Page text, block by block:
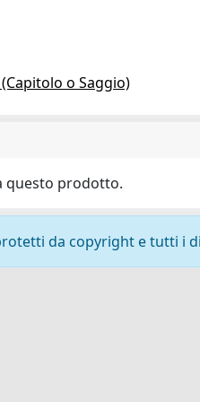
o Saggio)
questo prodotto.
da copyright e tutti i